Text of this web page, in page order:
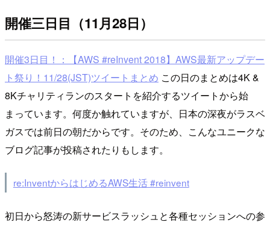
開催三日目（11月28日）
開催3日目！：【AWS #reInvent 2018】AWS最新アップデー
ト祭り！11/28(JST)ツイートまとめ この日のまとめは4K &
8Kチャリティランのスタートを紹介するツイートから始
まっています。何度か触れていますが、日本の深夜がラスベ
ガスでは前日の朝だからです。そのため、こんなユニークな
ブログ記事が投稿されたりもします。
re:InventからはじめるAWS生活 #reinvent
初日から怒涛の新サービスラッシュと各種セッションへの参